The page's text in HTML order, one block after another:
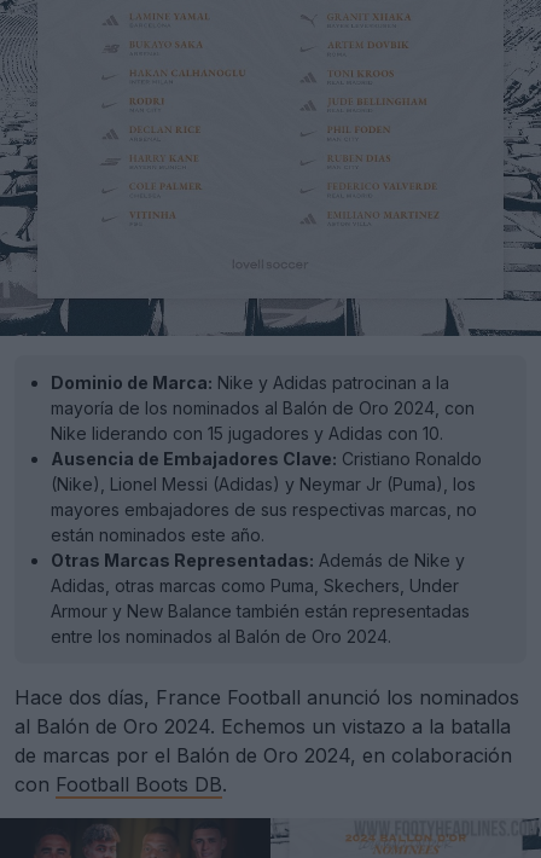
Dominio de Marca: Nike y Adidas patrocinan a la
mayoría de los nominados al Balón de Oro 2024, con
Nike liderando con 15 jugadores y Adidas con 10.
Ausencia de Embajadores Clave: Cristiano Ronaldo
(Nike), Lionel Messi (Adidas) y Neymar Jr (Puma), los
mayores embajadores de sus respectivas marcas, no
están nominados este año.
Otras Marcas Representadas: Además de Nike y
Adidas, otras marcas como Puma, Skechers, Under
Armour y New Balance también están representadas
entre los nominados al Balón de Oro 2024.
Hace dos días, France Football anunció los nominados
al Balón de Oro 2024. Echemos un vistazo a la batalla
de marcas por el Balón de Oro 2024, en colaboración
con Football Boots DB.